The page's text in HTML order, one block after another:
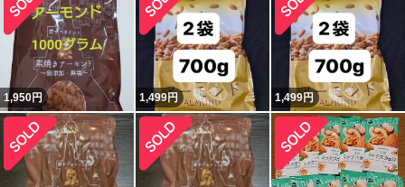
1,950円 1,499円 1,499円